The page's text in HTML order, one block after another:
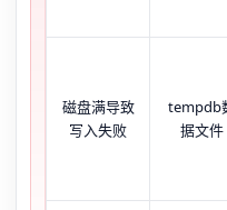
磁盘满导致
写入失败
tempdb
据文件